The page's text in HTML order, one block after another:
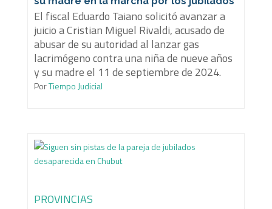
El fiscal Eduardo Taiano solicitó avanzar a
juicio a Cristian Miguel Rivaldi, acusado de
abusar de su autoridad al lanzar gas
lacrimógeno contra una niña de nueve años
y su madre el 11 de septiembre de 2024.
PorTiempo Judicial
PROVINCIAS